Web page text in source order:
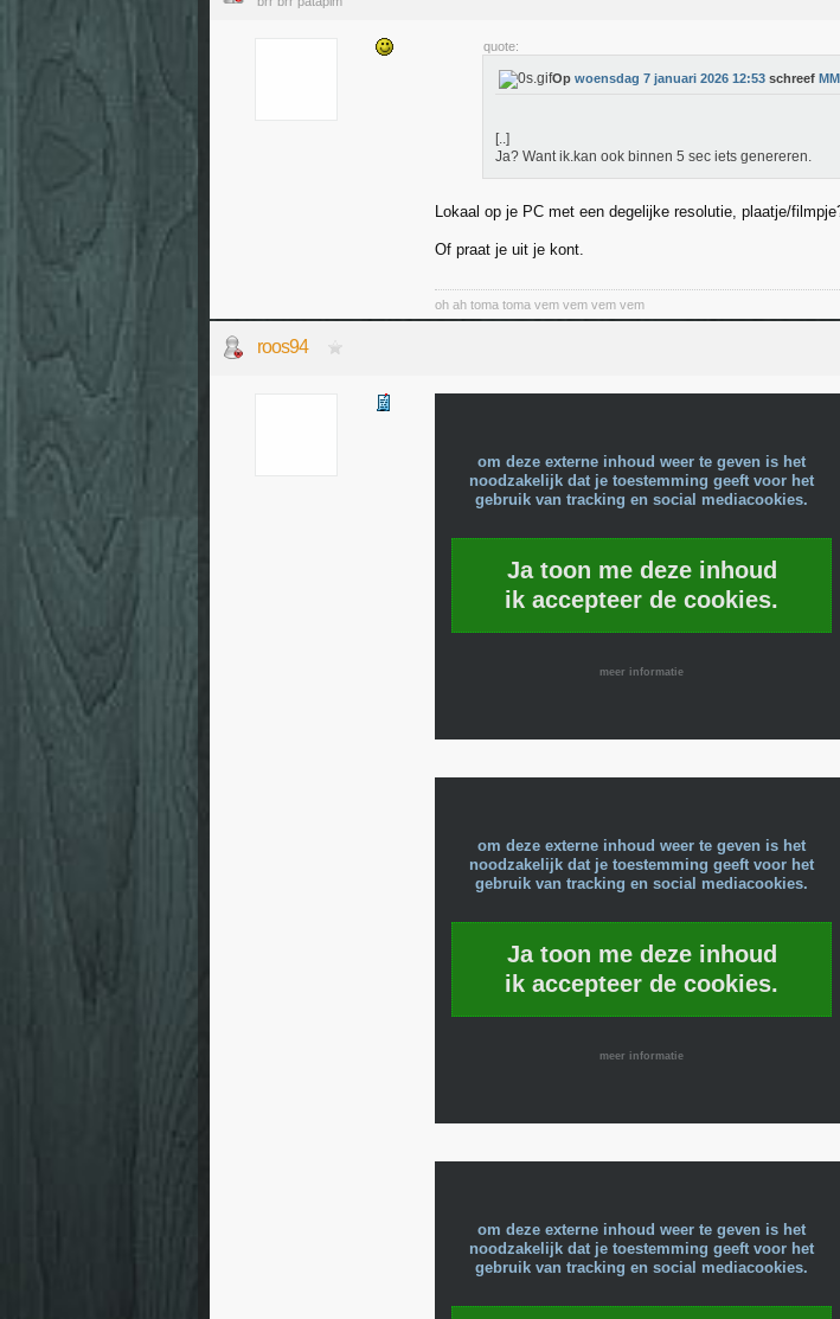
quote:
Op woensdag 7 januari 2026 12:53 schreef
[..]
Ja? Want ik.kan ook binnen 5 sec iets genereren.
Lokaal op je PC met een degelijke resolutie, plaatje/
Of praat je uit je kont.
oh ah toma toma vem vem vem vem
roos94
om deze externe inhoud weer te geven is het
noodzakelijk dat je toestemming geeft voor het
gebruik van tracking en social mediacookies.
Ja toon me deze inhoud
ik accepteer de cookies.
meer informatie
om deze externe inhoud weer te geven is het
noodzakelijk dat je toestemming geeft voor het
gebruik van tracking en social mediacookies.
Ja toon me deze inhoud
ik accepteer de cookies.
meer informatie
om deze externe inhoud weer te geven is het
noodzakelijk dat je toestemming geeft voor het
gebruik van tracking en social mediacookies.